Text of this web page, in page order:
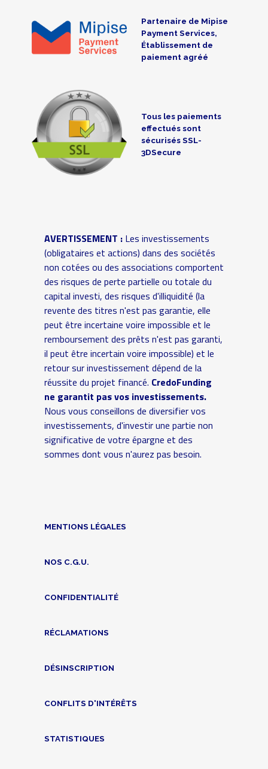
Partenaire de Mipise
Payment Services,
Établissement de
paiement agréé
Tous les paiements
effectués sont
sécurisés SSL-
3DSecure
AVERTISSEMENT :Les investissements
(obligataires et actions) dans des sociétés
non cotées ou des associations comportent
des risques de perte partielle ou totale du
capital investi, des risques d'illiquidité (la
revente des titres n'est pas garantie, elle
peut être incertaine voire impossible et le
remboursement des prêts n'est pas garanti,
il peut être incertain voire impossible) et le
retour sur investissement dépend de la
réussite du projet financé. CredoFunding
ne garantit pas vos investissements.
Nous vous conseillons de diversifier vos
investissements, d'investir une partie non
significative de votre épargne et des
sommes dont vous n'aurez pas besoin.
MENTIONS LÉGALES
NOS C.G.U.
CONFIDENTIALITÉ
RÉCLAMATIONS
DÉSINSCRIPTION
CONFLITS D'INTÉRÊTS
STATISTIQUES